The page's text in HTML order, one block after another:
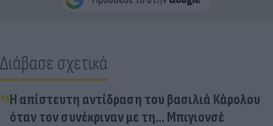
Διάβασε σχετικά
Η απίστευτη αντίδραση του βασιλιά Κάρολου
όταν τον συνέκριναν με τη... Μπιγιονσέ